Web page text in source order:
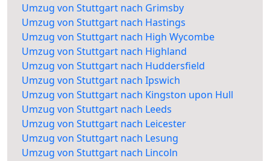
Umzug von Stuttgart nach Grimsby
Umzug von Stuttgart nach Hastings
Umzug von Stuttgart nach High Wycombe
Umzug von Stuttgart nach Highland
Umzug von Stuttgart nach Huddersfield
Umzug von Stuttgart nach Ipswich
Umzug von Stuttgart nach Kingston upon Hull
Umzug von Stuttgart nach Leeds
Umzug von Stuttgart nach Leicester
Umzug von Stuttgart nach Lesung
Umzug von Stuttgart nach Lincoln